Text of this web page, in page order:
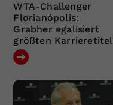
WTA-Challenger
Florianópolis:
Grabher egalisiert
größten Karrieretitel